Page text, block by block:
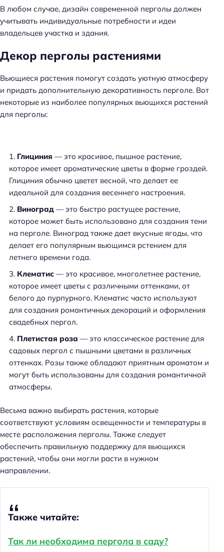
В любом случае, дизайн современной перголы должен
учитывать индивидуальные потребности и идеи
владельцев участка и здания.
Декор перголы растениями
Вьющиеся растения помогут создать уютную атмосферу
и придать дополнительную декоративность перголе. Вот
некоторые из наиболее популярных вьющихся растений
для перголы:
Глициния — это красивое, пышное растение,
которое имеет ароматические цветы в форме гроздей.
Глициния обычно цветет весной, что делает ее
идеальной для создания весеннего настроения.
Виноград — это быстро растущее растение,
которое может быть использовано для создания тени
на перголе. Виноград также дает вкусные ягоды, что
делает его популярным вьющимся рстением для
летнего времени года.
Клематис — это красивое, многолетнее растение,
которое имеет цветы с различными оттенками, от
белого до пурпурного. Клематис часто используют
для создания романтичных декораций и оформления
свадебных пергол.
Плетистая роза — это классическое растение для
садовых пергол с пышными цветами в различных
оттенках. Розы также обладают приятным ароматом и
могут быть использованы для создания романтичной
атмосферы.
Весьма важно выбирать растения, которые
соответствуют условиям освещенности и температуры в
месте расположения перголы. Также следует
обеспечить правильную поддержку для вьющихся
растений, чтобы они могли расти в нужном
направлении.
Также читайте:
Так ли необходима пергола в саду?